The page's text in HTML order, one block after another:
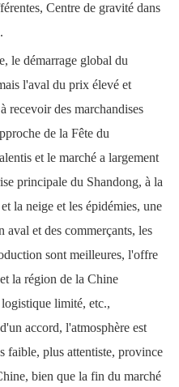
Centre de gravité dans
le démarrage global du
l'aval du prix élevé et
recevoir des marchandises
de la Fête du
et le marché a largement
principale du Shandong, à la
la neige et les épidémies, une
aval et des commerçants, les
sont meilleures, l'offre
la région de la Chine
limité, etc.,
accord, l'atmosphère est
faible, plus attentiste, province
bien que la fin du marché